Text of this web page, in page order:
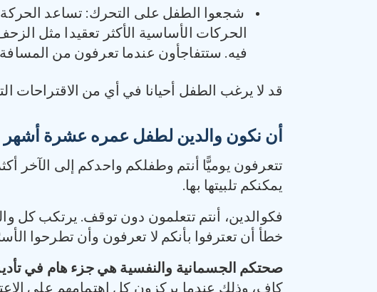
شجعوا الطفل على التحرك: تساعد
الحركات الأساسية الأكثر تعقيدا مثل
فيه. ستتفاجأون عندما تعرفون من
قد لا يرغب الطفل أحيانا في أي من الاقتراحات
أن نكون والدين لطفل عمره عشرة أشهر
تتعرفون يوميًّا أنتم وطفلكم واحدكم إلى الآخر
يمكنكم تلبيتها بها.
فكوالدين، أنتم تتعلمون دون توقف. يرتكب كل
خطأ أن تعترفوا بأنكم لا تعرفون وأن تطرحوا
صحتكم الجسمانية والنفسية هي جزء هام في